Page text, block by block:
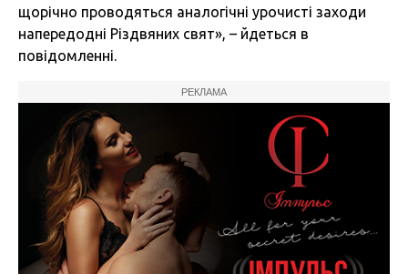
щорічно проводяться аналогічні урочисті заходи
напередодні Різдвяних свят», – йдеться в
повідомленні.
РЕКЛАМА